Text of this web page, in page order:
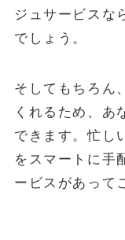
ジュサービスな
でしょう。
そしてもちろん
くれるため、あ
できます。忙し
をスマートに手
ービスがあって